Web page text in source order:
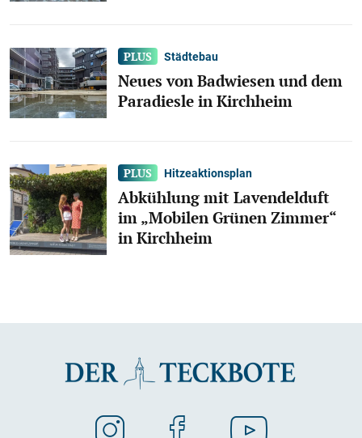
Städtebau
Neues von Badwiesen und dem
Paradiesle in Kirchheim
Hitzeaktionsplan
Abkühlung mit Lavendelduft
im „Mobilen Grünen Zimmer“
in Kirchheim